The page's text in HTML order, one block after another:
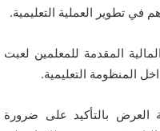
في تطوير العملية التعليمية.
المقدمة للمعلمين لعبت
المنظومة التعليمية.
العرض بالتأكيد على ضرورة